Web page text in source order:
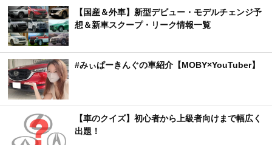
【国産＆外車】新型デビュー・モデルチェンジ予
想＆新車スクープ・リーク情報一覧
#みぃぱーきんぐの車紹介【MOBY×YouTuber】
【車のクイズ】初心者から上級者向けまで幅広く
出題！